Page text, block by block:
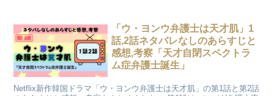
「ウ・ヨンウ弁護士は天才肌」1
話,2話ネタバレなしのあらすじと
感想,考察「天才自閉スペクトラ
ム症弁護士誕生」
Netflix新作韓国ドラマ「ウ・ヨンウ弁護士は天才肌」の第1話と第2話